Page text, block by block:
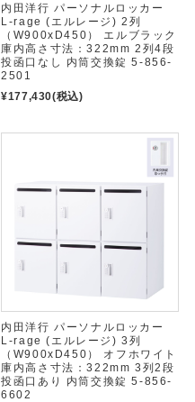
内田洋行 パーソナルロッカー
L-rage (エルレージ) 2列
（W900xD450） エルブラック
庫内高さ寸法：322mm 2列4段
投函口なし 内筒交換錠 5-856-
2501
¥177,430(税込)
内田洋行 パーソナルロッカー
L-rage (エルレージ) 3列
（W900xD450） オフホワイト
庫内高さ寸法：322mm 3列2段
投函口あり 内筒交換錠 5-856-
6602